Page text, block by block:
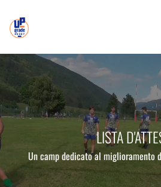
LO STAFF
EVENTI
LISTA
Un camp dedicato al miglioramento